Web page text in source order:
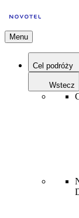
Menu
Cel podróży
Wstecz